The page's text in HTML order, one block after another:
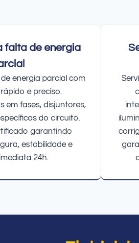
falta de energia
energia parcial com
e preciso.
em fases, disjuntores,
do circuito.
garantindo
estabilidade e
24h.